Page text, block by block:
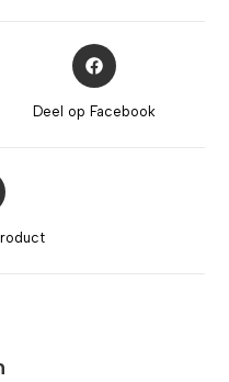
Deel op Facebook